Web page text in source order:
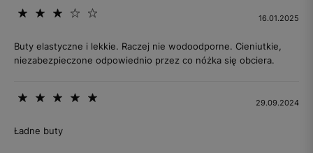
16.01.2025
Buty elastyczne i lekkie. Raczej nie wodoodporne. Cieniutkie,
niezabezpieczone odpowiednio przez co nóżka się obciera.
29.09.2024
Ładne buty